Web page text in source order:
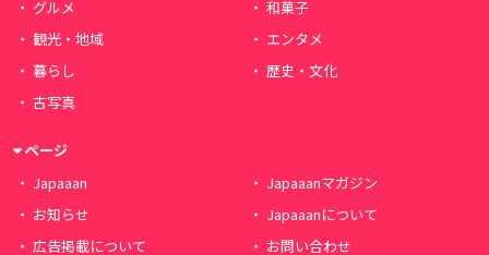
グルメ
和菓子
観光・地域
エンタメ
暮らし
歴史・文化
古写真
ページ
Japaaan
Japaaanマガジン
お知らせ
Japaaanについて
広告掲載について
お問い合わせ